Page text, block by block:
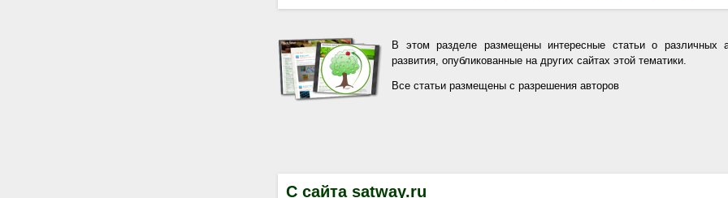
В этом разделе размещены интересные статьи о различных
развития, опубликованные на других сайтах этой тематики.
Все статьи размещены с разрешения авторов
С сайта satway.ru